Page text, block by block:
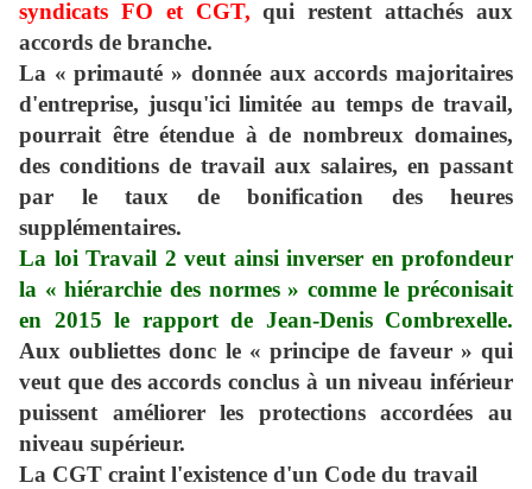
syndicats FO et CGT, qui restent attachés aux
accords de branche.
La « primauté » donnée aux accords majoritaires
d'entreprise, jusqu'ici limitée au temps de travail,
pourrait être étendue à de nombreux domaines,
des conditions de travail aux salaires, en passant
par le taux de bonification des heures
supplémentaires.
La loi Travail 2 veut ainsi inverser en profondeur
la « hiérarchie des normes » comme le préconisait
en 2015 le rapport de Jean-Denis Combrexelle.
Aux oubliettes donc le « principe de faveur » qui
veut que des accords conclus à un niveau inférieur
puissent améliorer les protections accordées au
niveau supérieur.
La CGT craint l'existence d'un Code du travail